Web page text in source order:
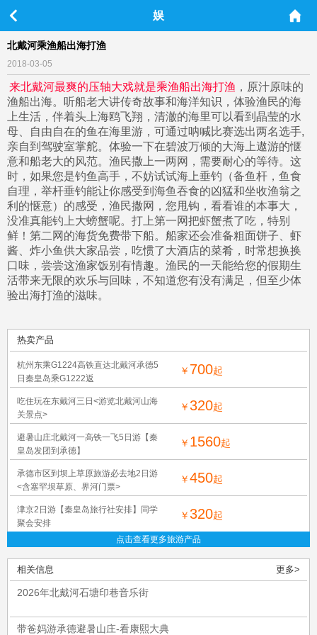
娱
北戴河乘渔船出海打渔
2018-03-05
来北戴河最爽的压轴大戏就是乘渔船出海打渔 ，原汁原味的
渔船出海。听船老大讲传奇故事和海洋知识，体验渔民的海
上生活，伴着头上海鸥飞翔，清澈的海里可以看到晶莹的水
母、自由自在的鱼在海里游，可通过呐喊比赛选出两名选手,
亲自到驾驶室掌舵。体验一下在碧波万倾的大海上遨游的惬
意和船老大的风范。渔民撒上一两网，需要耐心的等待。这
时，如果您是钓鱼高手，不妨试试海上垂钓（备鱼杆，鱼食
自理，举杆垂钓能让你感受到海鱼吞食的凶猛和坐收渔翁之
利的惬意）的感受，渔民撒网，您甩钩，看看谁的本事大，
没准真能钓上大螃蟹呢。打上第一网把虾蟹煮了吃，特别
鲜！第二网的海货免费带下船。船家还会准备粗面饼子、虾
酱、炸小鱼供大家品尝，吃惯了大酒店的菜肴，时常想换换
口味，尝尝这渔家饭别有情趣。渔民的一天能给您的假期生
活带来无限的欢乐与回味，不知道您有没有满足，但至少体
验出海打渔的滋味。
热卖产品
杭州东乘G1224高铁直达北戴河承德5
日秦皇岛乘G1222返
￥ 700起
吃住玩在东戴河三日<游览北戴河山海
关景点>
￥320起
避暑山庄北戴河一高铁一飞5日游【秦
皇岛发团到承德】
￥ 1560起
承德市区到坝上草原旅游必去地2日游
<含塞罕坝草原、界河门票>
￥450起
津京2日游【秦皇岛旅行社安排】同学
聚会安排
￥320起
点击查看更多旅游产品
相关信息 更多>
2026年北戴河石塘印巷音乐街
带爸妈游承德避暑山庄-看康熙大典